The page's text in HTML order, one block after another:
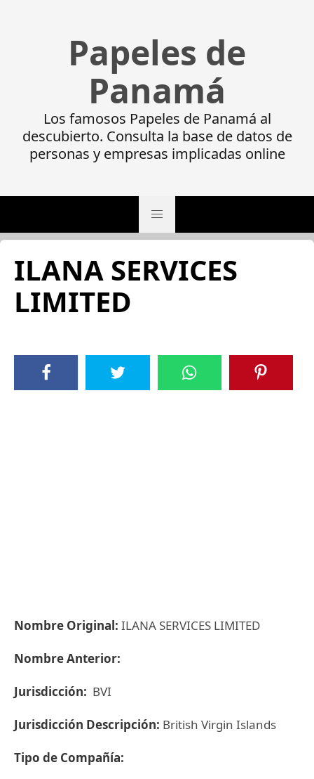
Papeles de
Panamá
Los famosos Papeles de Panamá al
descubierto. Consulta la base de datos de
personas y empresas implicadas online
ILANA SERVICES
LIMITED
Nombre Original: ILANA SERVICES LIMITED
Nombre Anterior:
Jurisdicción: BVI
Jurisdicción Descripción: British Virgin Islands
Tipo de Compañía: